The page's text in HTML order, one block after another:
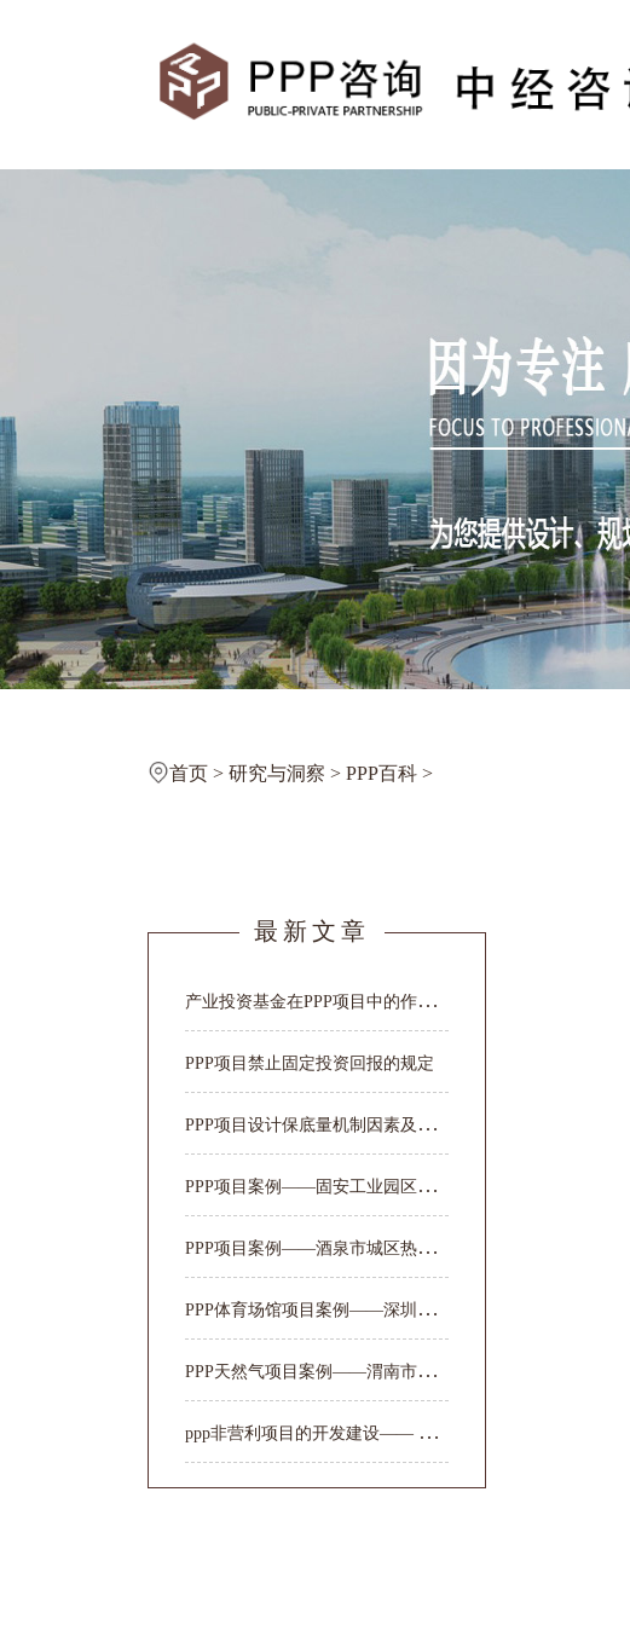
首页 > 研究与洞察 > PPP百科 >
最新文章
产
业投资基金在PPP项目中的作用与价值
PPP项目禁止固定投资回报的规定
P
PP项目设计保底量机制因素及收益分...
P
PP项目案例——固安工业园区新型城镇化
P
PP项目案例——酒泉市城区热电联产...
P
PP体育场馆项目案例——深圳大运中心
P
PP天然气项目案例——渭南市天然气...
p
pp非营利项目的开发建设—— 大明...